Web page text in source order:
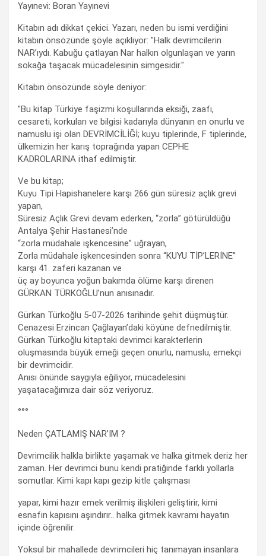
Yayınevi: Boran Yayınevi
Kitabın adı dikkat çekici. Yazarı, neden bu ismi verdiğini
kitabın önsözünde şöyle açıklıyor: "Halk devrimcilerin
NAR’ıydı. Kabuğu çatlayan Nar halkın olgunlaşan ve yarın
sokağa taşacak mücadelesinin simgesidir."
Kitabın önsözünde söyle deniyor:
"Bu kitap Türkiye faşizmi koşullarında eksiği, zaafı,
cesareti, korkuları ve bilgisi kadarıyla dünyanın en onurlu ve
namuslu işi olan DEVRİMCİLİĞİ; kuyu tiplerinde, F tiplerinde,
ülkemizin her karış toprağında yapan CEPHE
KADROLARINA ithaf edilmiştir.
Ve bu kitap;
Kuyu Tipi Hapishanelere karşı 266 gün süresiz açlık grevi
yapan,
Süresiz Açlık Grevi devam ederken, “zorla” götürüldüğü
Antalya Şehir Hastanesi’nde
“zorla müdahale işkencesine” uğrayan,
Zorla müdahale işkencesinden sonra “KUYU TİP’LERİNE”
karşı 41. zaferi kazanan ve
üç ay boyunca yoğun bakımda ölüme karşı direnen
GÜRKAN TÜRKOĞLU’nun anısınadır.
Gürkan Türkoğlu 5-07-2026 tarihinde şehit düşmüştür.
Cenazesi Erzincan Çağlayan’daki köyüne defnedilmiştir.
Gürkan Türkoğlu kitaptaki devrimci karakterlerin
oluşmasında büyük emeği geçen onurlu, namuslu, emekçi
bir devrimcidir.
Anısı önünde saygıyla eğiliyor, mücadelesini
yaşatacağımıza dair söz veriyoruz.
°°°
Neden ÇATLAMIŞ NAR’IM ?
Devrimcilik halkla birlikte yaşamak ve halka gitmek deriz her
zaman. Her devrimci bunu kendi pratiğinde farklı yollarla
somutlar. Kimi kapı kapı gezip kitle çalışması
yapar, kimi hazır emek verilmiş ilişkileri geliştirir, kimi
esnafın kapısını aşındırır.. halka gitmek kavramı hayatın
içinde öğrenilir.
Yoksul bir mahallede devrimcileri hiç tanımayan insanlara